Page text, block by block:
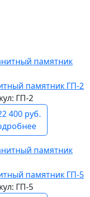
памятник ГП-2
ГП-2
400 руб.
памятник ГП-5
ГП-5